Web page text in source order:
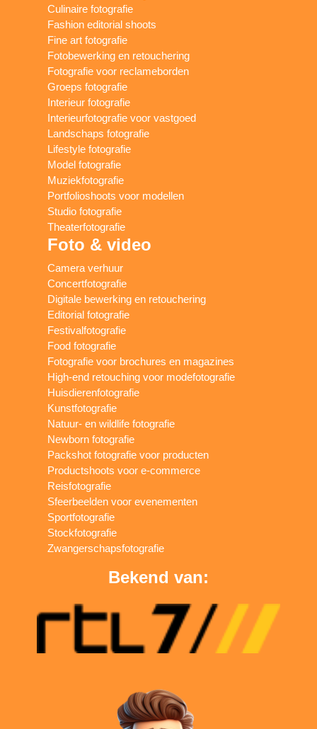
Culinaire fotografie
Fashion editorial shoots
Fine art fotografie
Fotobewerking en retouchering
Fotografie voor reclameborden
Groeps fotografie
Interieur fotografie
Interieurfotografie voor vastgoed
Landschaps fotografie
Lifestyle fotografie
Model fotografie
Muziekfotografie
Portfolioshoots voor modellen
Studio fotografie
Theaterfotografie
Foto & video
Camera verhuur
Concertfotografie
Digitale bewerking en retouchering
Editorial fotografie
Festivalfotografie
Food fotografie
Fotografie voor brochures en magazines
High-end retouching voor modefotografie
Huisdierenfotografie
Kunstfotografie
Natuur- en wildlife fotografie
Newborn fotografie
Packshot fotografie voor producten
Productshoots voor e-commerce
Reisfotografie
Sfeerbeelden voor evenementen
Sportfotografie
Stockfotografie
Zwangerschapsfotografie
Bekend van: